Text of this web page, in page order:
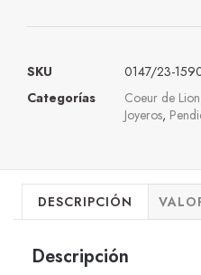
SKU
0147/23-
Categorías
Coeur de Lion
Joyeros,
DESCRIPCIÓN
Descripción